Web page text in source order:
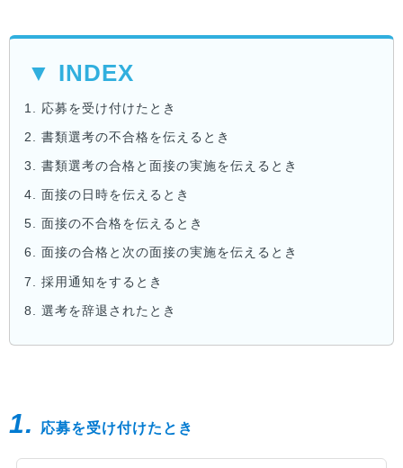
▼ INDEX
1. 応募を受け付けたとき
2. 書類選考の不合格を伝えるとき
3. 書類選考の合格と面接の実施を伝えるとき
4. 面接の日時を伝えるとき
5. 面接の不合格を伝えるとき
6. 面接の合格と次の面接の実施を伝えるとき
7. 採用通知をするとき
8. 選考を辞退されたとき
1. 応募を受け付けたとき